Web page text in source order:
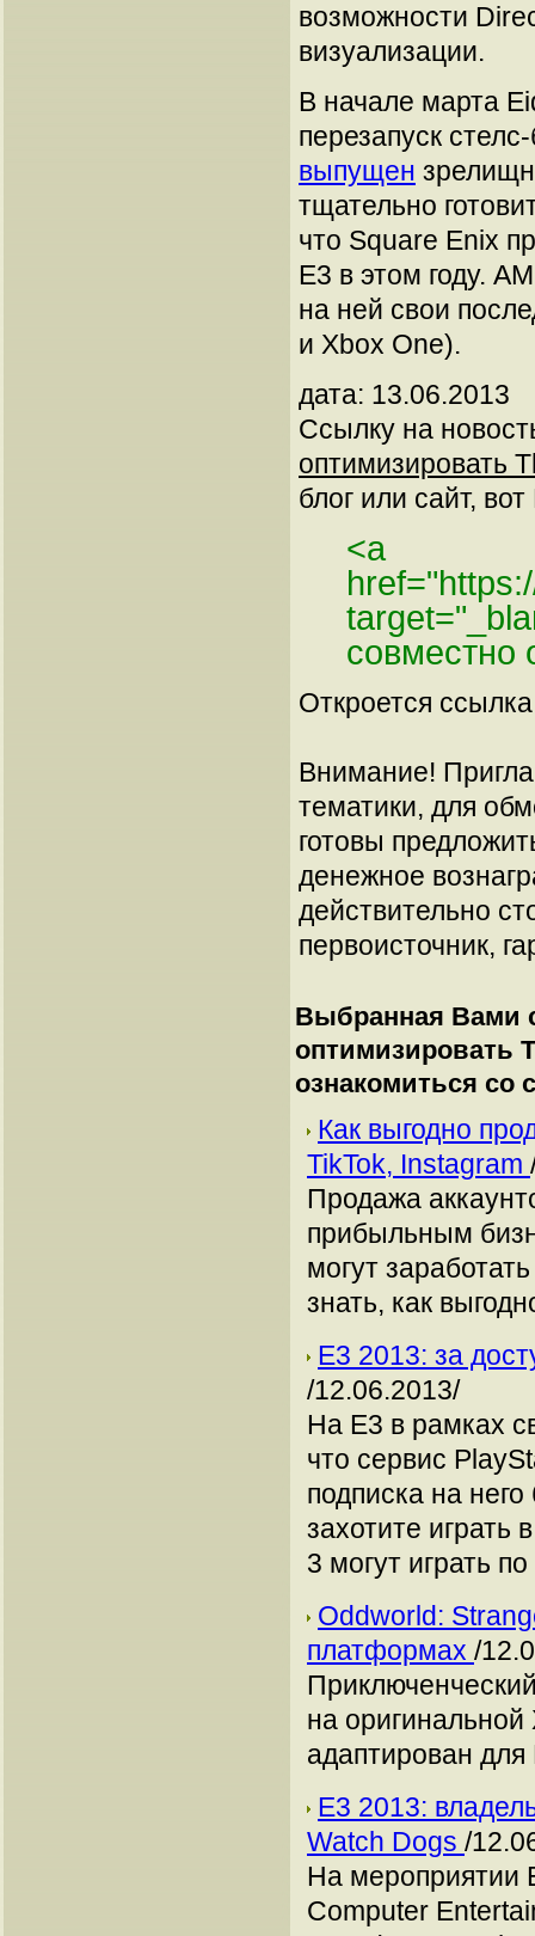
возможности
визуализации.
В начале марта
перезапуск
выпущен
тщательно
что Square Enix
E3 в этом году.
на ней свои
и Xbox One).
дата: 13.06.2013
Ссылку на
оптимизировать
блог или сайт,
<a
совместно
Откроется
Внимание!
тематики, для
готовы
денежное
действительно
первоисточник,
Выбранная Вами
оптимизировать
ознакомиться
Как выгодно
TikTok, Instagram
Продажа
прибыльным
могут
знать, как
Е3 2013: за
/12.06.2013/
На Е3 в рамках
что сервис
подписка на
захотите
3 могут играть
Oddworld:
платформах /
на оригинальной
адаптирован
Е3 2013:
Watch Dogs /
На мероприятии
Computer